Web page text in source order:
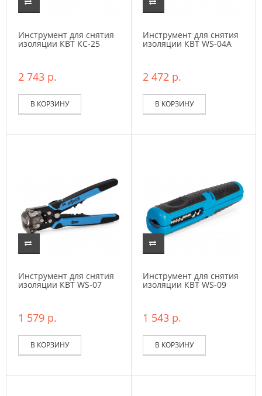
Инструмент для снятия
изоляции КВТ КС-25
2 743 р.
В КОРЗИНУ
Инструмент для снятия
изоляции КВТ WS-04A
2 472 р.
В КОРЗИНУ
Инструмент для снятия
изоляции КВТ WS-07
1 579 р.
В КОРЗИНУ
Инструмент для снятия
изоляции КВТ WS-09
1 543 р.
В КОРЗИНУ